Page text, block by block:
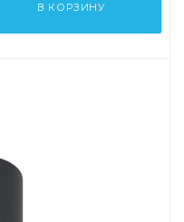
В КОРЗИНУ